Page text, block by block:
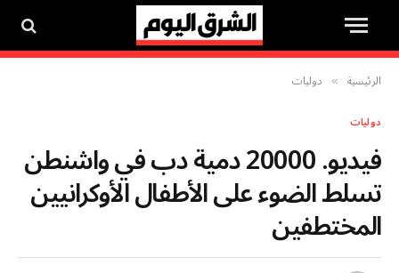
الرئيسية » دوليات
دوليات
فيديو. 20000 دمية دب في واشنطن
تسلط الضوء على الأطفال الأوكرانيين
المختطفين